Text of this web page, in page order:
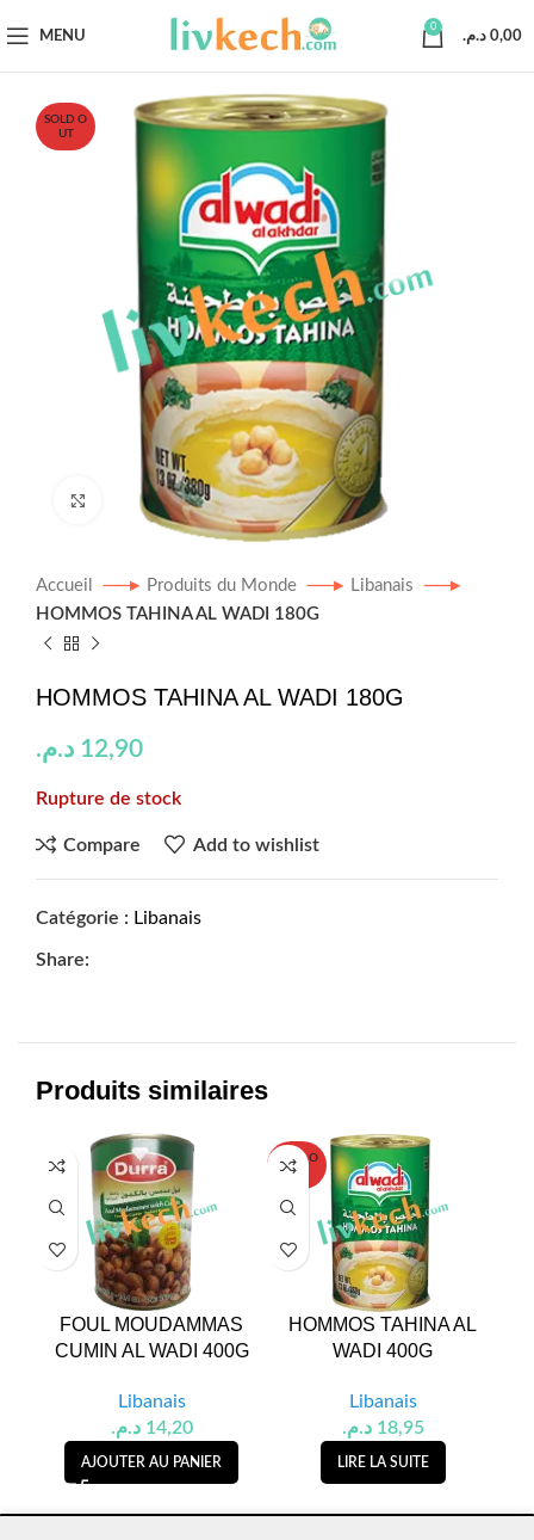
MENU
0
0,00 د.م.
SOLD O
UT
Click to enlarge
Accueil Produits du Monde
Libanais
HOMMOS TAHINA AL WADI 180G
HOMMOS TAHINA AL WADI 180G
12,90 د.م.
Rupture de stock
Compare Add to wishlist
Catégorie : Libanais
Share:
Produits similaires
FOUL MOUDAMMAS
CUMIN AL WADI 400G
Libanais
14,20 د.م.
AJOUTER AU PANIER
SOLD O
UT
HOMMOS TAHINA AL
WADI 400G
Libanais
18,95 د.م.
LIRE LA SUITE